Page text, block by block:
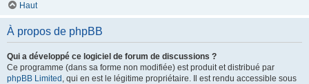
Haut
À propos de phpBB
Qui a développé ce logiciel de forum de discussions ?
Ce programme (dans sa forme non modifiée) est produit et distribué par
phpBB Limited , qui en est le légitime propriétaire. Il est rendu accessible sous